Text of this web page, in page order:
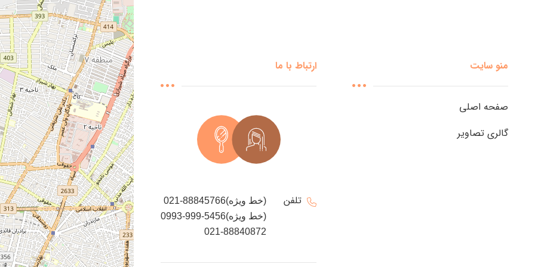
منو سایت
صفحه اصلی
گالری تصاویر
ارتباط با ما
تلفن
021-88845766(خط ویژه)
0993-999-5456(خط ویژه)
021-88840872